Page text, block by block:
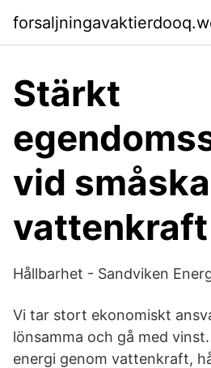
Stärkt
vid
Hållbarhet - Sandviken
Vi tar stort ekonomiskt
lönsamma och gå med
energi genom vattenkraft,